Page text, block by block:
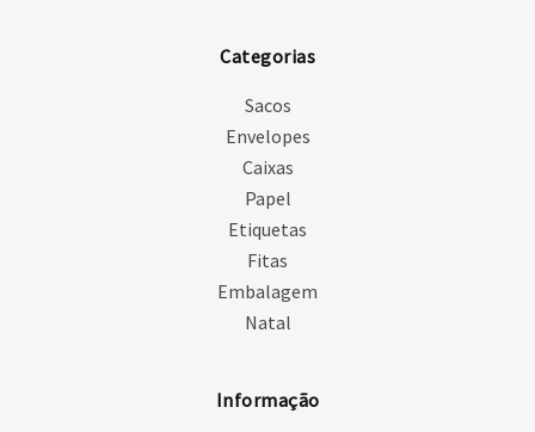
Categorias
Sacos
Envelopes
Caixas
Papel
Etiquetas
Fitas
Embalagem
Natal
Informação